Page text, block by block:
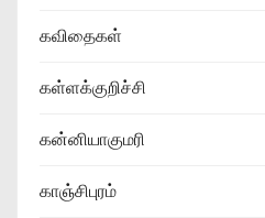
கவிதைகள்
கள்ளக்குறிச்சி
கன்னியாகுமரி
காஞ்சிபுரம்